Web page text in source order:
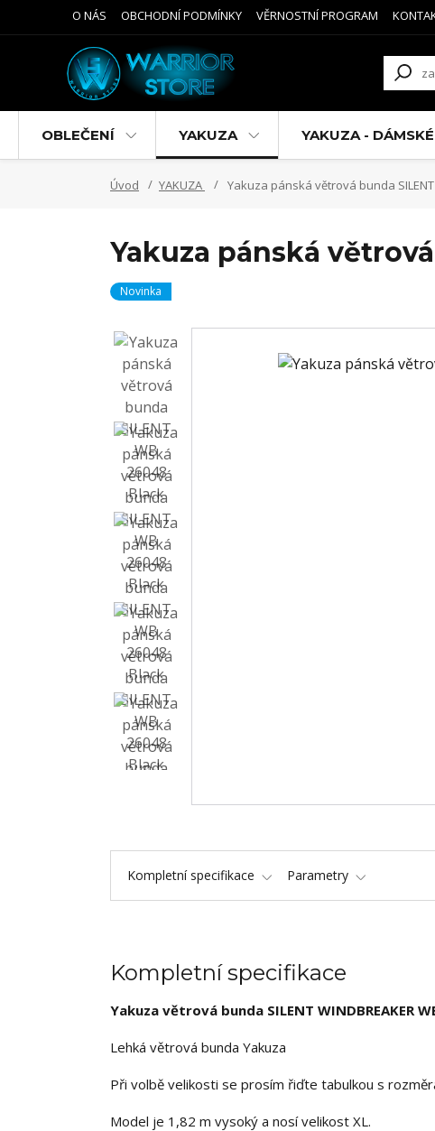
O NÁS OBCHODNÍ PODMÍNKY VĚRNOSTNÍ PROGRAM
OBLEČENÍ YAKUZA YAKUZA - DÁMSKÉ
Úvod YAKUZA Yakuza pánská větrová bunda SILENT
Yakuza pánská
Novinka
Kompletní specifikace Parametry
Kompletní specifikace
Yakuza větrová bunda SILENT WINDBREAKER
Lehká větrová bunda Yakuza
Při volbě velikosti se prosím řiďte tabulkou s
Model je 1,82 m vysoký a nosí velikost XL.